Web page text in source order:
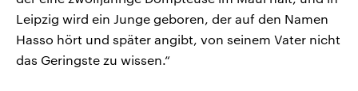
Leipzig wird ein Junge geboren, der auf den Namen
Hasso hört und später angibt, von seinem Vater nicht
das Geringste zu wissen.“